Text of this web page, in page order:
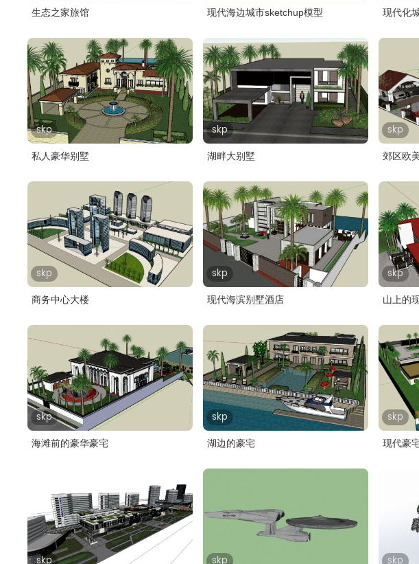
生态之家旅馆 现代海边城市sketchup模型 现代化
skp
私人豪华别墅
skp
湖畔大别墅
skp
郊区欧
skp
商务中心大楼
skp
现代海滨别墅酒店
skp
山上的
skp
海滩前的豪华豪宅
skp
湖边的豪宅
skp
现代豪